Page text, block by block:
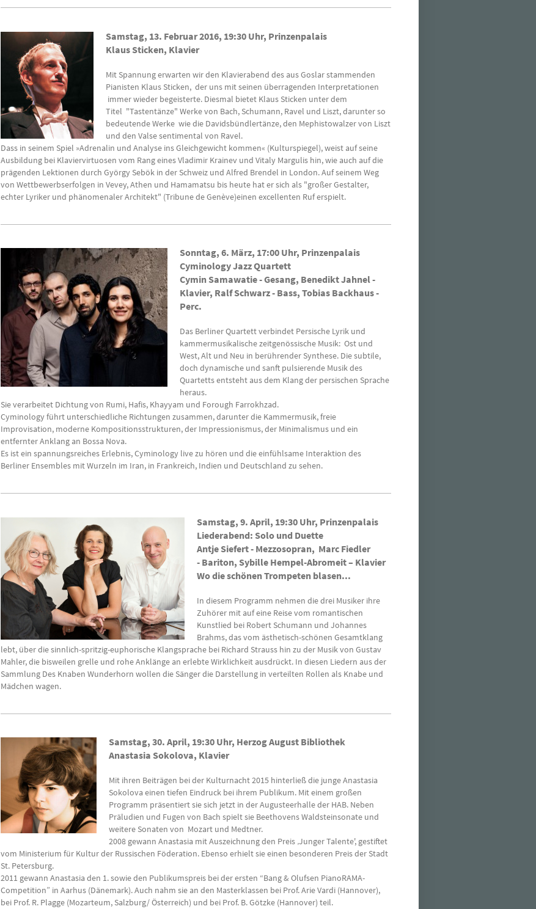
Samstag, 13. Februar 2016, 19:30 Uhr, Prinzenpalais
Klaus Sticken, Klavier
Mit Spannung erwarten wir den Klavierabend des aus Goslar stammenden
Pianisten Klaus Sticken, der uns mit seinen überragenden Interpretationen
immer wieder begeisterte. Diesmal bietet Klaus Sticken unter dem
Titel "Tastentänze" Werke von Bach, Schumann, Ravel und Liszt, darunter so
bedeutende Werke wie die Davidsbündlertänze, den Mephistowalzer von Liszt
und den Valse sentimental von Ravel.
Dass in seinem Spiel »Adrenalin und Analyse ins Gleichgewicht kommen« (Kulturspiegel), weist auf seine
Ausbildung bei Klaviervirtuosen vom Rang eines Vladimir Krainev und Vitaly Margulis hin, wie auch auf die
prägenden Lektionen durch György Sebök in der Schweiz und Alfred Brendel in London. Auf seinem Weg
von Wettbewerbserfolgen in Vevey, Athen und Hamamatsu bis heute hat er sich als "großer Gestalter,
echter Lyriker und phänomenaler Architekt" (Tribune de Genève)einen excellenten Ruf erspielt.
Sonntag, 6. März, 17:00 Uhr, Prinzenpalais
Cyminology Jazz Quartett
Cymin Samawatie - Gesang, Benedikt Jahnel -
Klavier, Ralf Schwarz - Bass, Tobias Backhaus -
Perc.
Das Berliner Quartett verbindet Persische Lyrik und
kammermusikalische zeitgenössische Musik: Ost und
West, Alt und Neu in berührender Synthese. Die subtile,
doch dynamische und sanft pulsierende Musik des
Quartetts entsteht aus dem Klang der persischen Sprache
heraus.
Sie verarbeitet Dichtung von Rumi, Hafis, Khayyam und Forough Farrokhzad.
Cyminology führt unterschiedliche Richtungen zusammen, darunter die Kammermusik, freie
Improvisation, moderne Kompositionsstrukturen, der Impressionismus, der Minimalismus und ein
entfernter Anklang an Bossa Nova.
Es ist ein spannungsreiches Erlebnis, Cyminology live zu hören und die einfühlsame Interaktion des
Berliner Ensembles mit Wurzeln im Iran, in Frankreich, Indien und Deutschland zu sehen.
Samstag, 9. April, 19:30 Uhr, Prinzenpalais
Liederabend: Solo und Duette
Antje Siefert - Mezzosopran, Marc Fiedler
- Bariton, Sybille Hempel-Abromeit – Klavier
Wo die schönen Trompeten blasen...
In diesem Programm nehmen die drei Musiker ihre
Zuhörer mit auf eine Reise vom romantischen
Kunstlied bei Robert Schumann und Johannes
Brahms, das vom ästhetisch-schönen Gesamtklang
lebt, über die sinnlich-spritzig-euphorische Klangsprache bei Richard Strauss hin zu der Musik von Gustav
Mahler, die bisweilen grelle und rohe Anklänge an erlebte Wirklichkeit ausdrückt. In diesen Liedern aus der
Sammlung Des Knaben Wunderhorn wollen die Sänger die Darstellung in verteilten Rollen als Knabe und
Mädchen wagen.
Samstag, 30. April, 19:30 Uhr, Herzog August Bibliothek
Anastasia Sokolova, Klavier
Mit ihren Beiträgen bei der Kulturnacht 2015 hinterließ die junge Anastasia
Sokolova einen tiefen Eindruck bei ihrem Publikum. Mit einem großen
Programm präsentiert sie sich jetzt in der Augusteerhalle der HAB. Neben
Präludien und Fugen von Bach spielt sie Beethovens Waldsteinsonate und
weitere Sonaten von Mozart und Medtner.
2008 gewann Anastasia mit Auszeichnung den Preis ‚Junger Talente', gestiftet
vom Ministerium für Kultur der Russischen Föderation. Ebenso erhielt sie einen besonderen Preis der Stadt
St. Petersburg.
2011 gewann Anastasia den 1. sowie den Publikumspreis bei der ersten “Bang & Olufsen PianoRAMA-
Competition” in Aarhus (Dänemark). Auch nahm sie an den Masterklassen bei Prof. Arie Vardi (Hannover),
bei Prof. R. Plagge (Mozarteum, Salzburg/ Österreich) und bei Prof. B. Götzke (Hannover) teil.